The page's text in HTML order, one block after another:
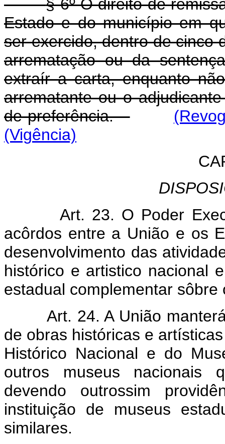
§ 6º O direito de
Estado e do município em
ser exercido, dentro de cinco
arrematação ou da
extraír a carta, enquanto
arrematante ou o
de preferência.
(Vigência)
Art. 23. O Poder
acôrdos entre a União e os
desenvolvimento das
histórico e artistico nacional
estadual complementar sôbre
Art. 24. A União
de obras históricas e
Histórico Nacional e do
outros museus nacionais
devendo outrossim
instituição de museus
similares.